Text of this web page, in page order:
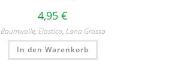
4,95 €
Baumwolle, Elastico, Lana Grossa
In den Warenkorb